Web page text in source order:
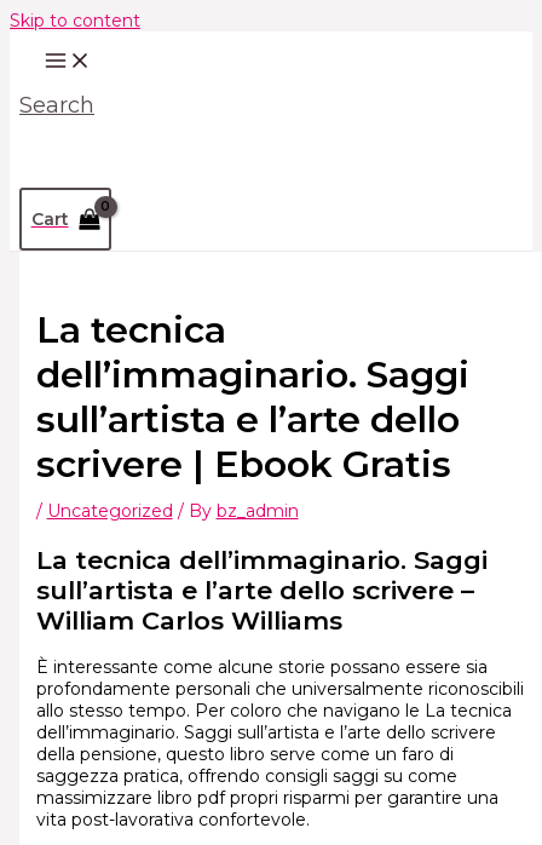
Skip to content
Search
Cart
La tecnica
dell’immaginario. Saggi
sull’artista e l’arte dello
scrivere | Ebook Gratis
/ Uncategorized / By bz_admin
La tecnica dell’immaginario. Saggi
sull’artista e l’arte dello scrivere –
William Carlos Williams
È interessante come alcune storie possano essere sia
profondamente personali che universalmente riconoscibili
allo stesso tempo. Per coloro che navigano le La tecnica
dell’immaginario. Saggi sull’artista e l’arte dello scrivere
della pensione, questo libro serve come un faro di
saggezza pratica, offrendo consigli saggi su come
massimizzare libro pdf propri risparmi per garantire una
vita post-lavorativa confortevole.